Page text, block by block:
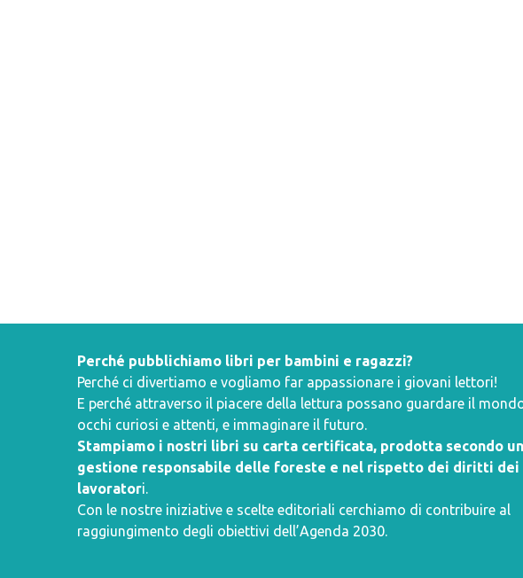
Perché pubblichiamo libri per bambini e ragazzi?
Perché ci divertiamo e vogliamo far appassionare i giovani lettori!
E perché attraverso il piacere della lettura possano guardare il
occhi curiosi e attenti, e immaginare il futuro.
Stampiamo i nostri libri su carta certificata, prodotta secondo
gestione responsabile delle foreste e nel rispetto dei diritti dei
lavoratori.
Con le nostre iniziative e scelte editoriali cerchiamo di contribuire al
raggiungimento degli obiettivi dell’Agenda 2030.